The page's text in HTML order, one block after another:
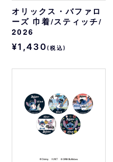
オリックス・バファロ
ーズ 巾着/スティッチ/
2026
¥1,430 (税込)